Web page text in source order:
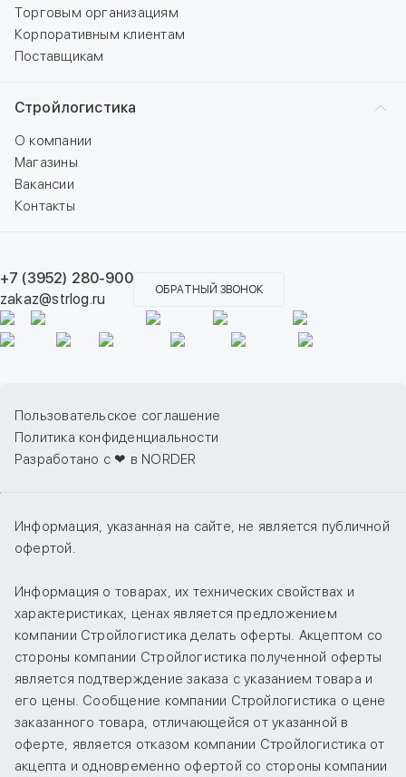
Торговым организациям
Корпоративным клиентам
Поставщикам
Стройлогистика
О компании
Магазины
Вакансии
Контакты
+7 (3952) 280-900
zakaz@strlog.ru
ОБРАТНЫЙ ЗВОНОК
Пользовательское соглашение
Политика конфиденциальности
Разработано с ❤ в NORDER
Информация, указанная на сайте, не является публичной
офертой.
Информация о товарах, их технических свойствах и
характеристиках, ценах является предложением
компании Стройлогистика делать оферты. Акцептом со
стороны компании Стройлогистика полученной оферты
является подтверждение заказа с указанием товара и
его цены. Сообщение компании Стройлогистика о цене
заказанного товара, отличающейся от указанной в
оферте, является отказом компании Стройлогистика от
акцепта и одновременно офертой со стороны компании